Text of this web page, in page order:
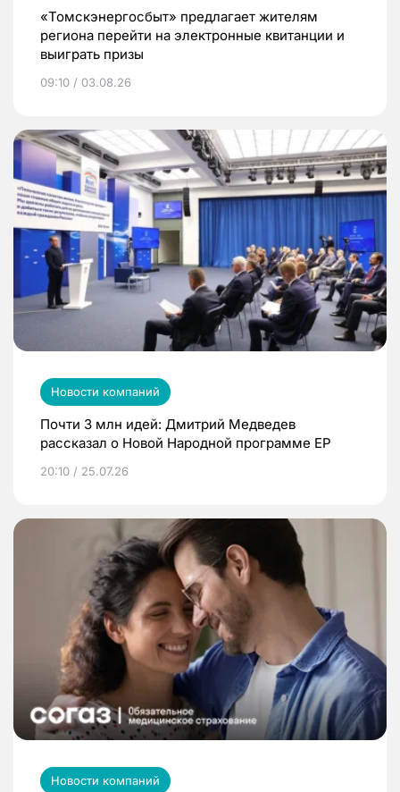
«Томскэнергосбыт» предлагает жителям
региона перейти на электронные квитанции и
выиграть призы
09:10 / 03.08.26
Новости компаний
Почти 3 млн идей: Дмитрий Медведев
рассказал о Новой Народной программе ЕР
20:10 / 25.07.26
Новости компаний